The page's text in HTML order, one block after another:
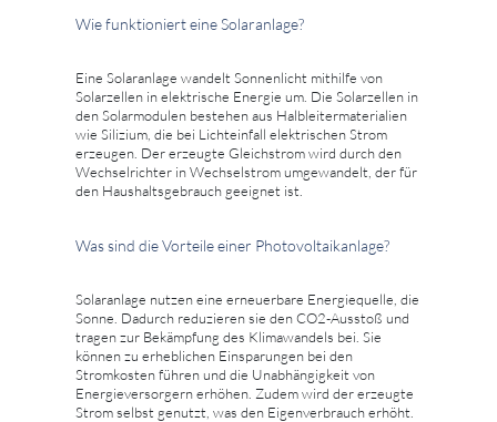
Wie funktioniert eine Solaranlage?
Eine Solaranlage wandelt Sonnenlicht mithilfe von
Solarzellen in elektrische Energie um. Die Solarzellen in
den Solarmodulen bestehen aus Halbleitermaterialien
wie Silizium, die bei Lichteinfall elektrischen Strom
erzeugen. Der erzeugte Gleichstrom wird durch den
Wechselrichter in Wechselstrom umgewandelt, der für
den Haushaltsgebrauch geeignet ist.
Was sind die Vorteile einer Photovoltaikanlage?
Solaranlage nutzen eine erneuerbare Energiequelle, die
Sonne. Dadurch reduzieren sie den CO2-Ausstoß und
tragen zur Bekämpfung des Klimawandels bei. Sie
können zu erheblichen Einsparungen bei den
Stromkosten führen und die Unabhängigkeit von
Energieversorgern erhöhen. Zudem wird der erzeugte
Strom selbst genutzt, was den Eigenverbrauch erhöht.